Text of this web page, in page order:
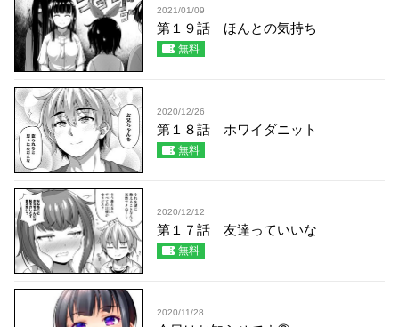
2021/01/09
第１９話 ほんとの気持ち
無料
2020/12/26
第１８話 ホワイダニット
無料
2020/12/12
第１７話 友達っていいな
無料
2020/11/28